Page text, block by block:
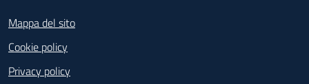
Mappa del sito
Cookie policy
Privacy policy